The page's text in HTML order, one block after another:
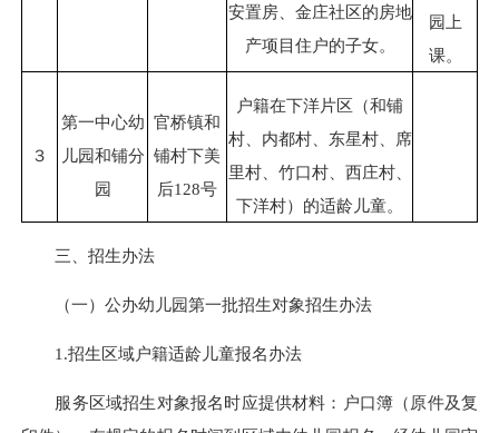
安置房、金庄社区的房地
产项目住户的子女。
园上
课。
３
第一中心幼
儿园和铺分
园
官桥镇和
铺村下美
后128号
户籍在下洋片区（和铺
村、内都村、东星村、席
里村、竹口村、西庄村、
下洋村）的适龄儿童。
三、招生办法
（一）公办幼儿园第一批招生对象招生办法
1.招生区域户籍适龄儿童报名办法
服务区域招生对象报名时应提供材料：户口簿（原件及复